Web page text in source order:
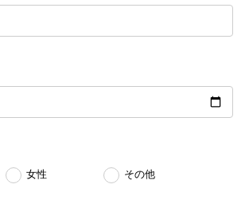
女性 その他